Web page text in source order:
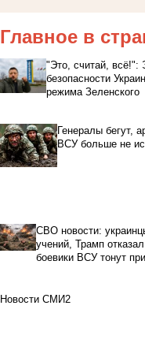
Главное в
"Это, считай, всё!":
безопасности
режима Зеленского
Генералы бегут,
ВСУ больше не
СВО новости:
учений, Трамп
боевики ВСУ тонут
Новости СМИ2